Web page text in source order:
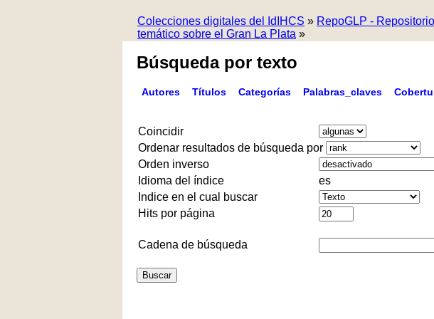
Colecciones digitales del IdIHCS » RepoGLP - Repositorio
temático sobre el Gran La Plata »
Búsqueda por texto
Autores Títulos Categorías Palabras_claves
Coincidir
Ordenar resultados de búsqueda por
Orden inverso
Idioma del índice
es
Indice en el cual buscar
Hits por página
Cadena de búsqueda